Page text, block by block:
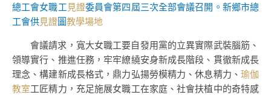
總工會女職工見證委員會第四屆三次全部會議召開。新鄉市總
工會供見證圖教學場地
會議請求，寬大女職工要自發用黨的立異實際武裝腦筋、
領導實行、推進任務，牢牢繚繞安身新成長階段、貫徹新成長
理念、構建新成長格式，鼎力弘揚勞模精力、休息精力、 瑜伽
教室工匠精力，充足施展女職工在家庭、社會扶植中的奇特感